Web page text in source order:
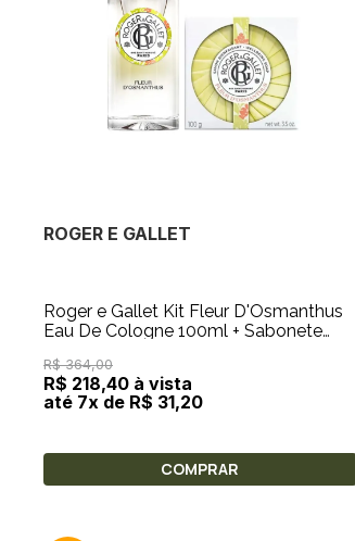
ROGER E GALLET
Roger e Gallet Kit Fleur D'Osmanthus
Eau De Cologne 100ml + Sabonete
R$ 364,00
R$ 218,40 à vista
até 7x de R$ 31,20
COMPRAR